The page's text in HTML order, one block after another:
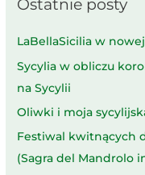
Ostatnie posty
LaBellaSicilia w
Sycylia w obliczu
na Sycylii
Oliwki i moja
Festiwal kwitnących
(Sagra del Mandrolo